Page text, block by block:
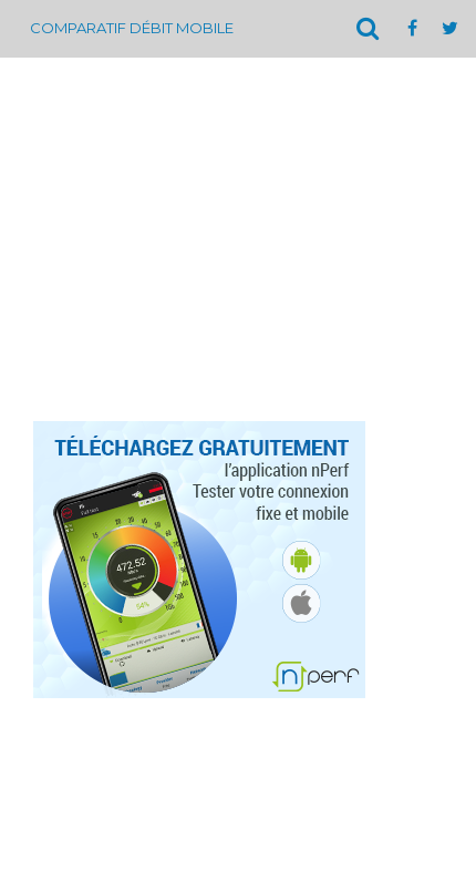
COMPARATIF DÉBIT MOBILE